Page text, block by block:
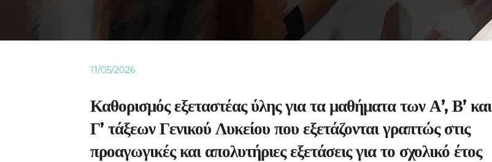
11/05/2026
Καθορισμός εξεταστέας ύλης για τα μαθήματα των Α’, Β’ και
Γ’ τάξεων Γενικού Λυκείου που εξετάζονται γραπτώς στις
προαγωγικές και απολυτήριες εξετάσεις για το σχολικό έτος